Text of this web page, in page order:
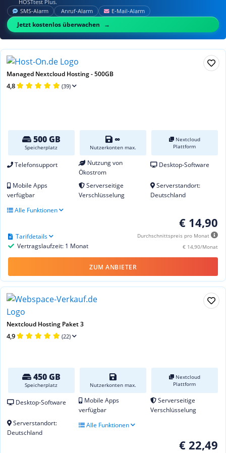
HOSTtest Plus.
SMS‑Alarm Anruf‑Alarm E‑Mail‑Alarm
Jetzt kostenlos überwachen
Managed Nextcloud Hosting - 500GB
4,8 (39)
500 GB
Speicherplatz
∞
Nutzerkonten max.
Nextcloud
Plattform
Telefonsupport
Nutzung von
Ökostrom
Desktop-Software
Mobile Apps
verfügbar
Serverseitige
Verschlüsselung
Serverstandort:
Deutschland
Alle Funktionen
€ 14,90
Durchschnittspreis pro Monat
€ 14,90/Monat
Vertragslaufzeit: 1 Monat
Tarifdetails
ZUM ANBIETER
Nextcloud Hosting Paket 3
4,9 (22)
450 GB
Speicherplatz Nutzerkonten max.
Nextcloud
Plattform
Desktop-Software
Mobile Apps
verfügbar
Serverseitige
Verschlüsselung
Serverstandort:
Deutschland
Alle Funktionen
€ 22,49